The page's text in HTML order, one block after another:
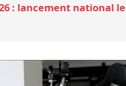
: lancement national